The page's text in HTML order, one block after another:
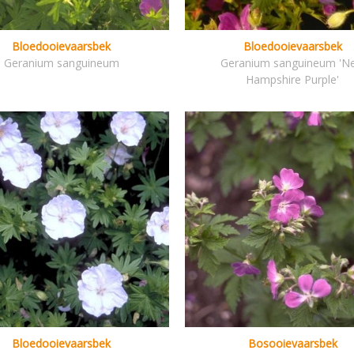
Bloedooievaarsbek
Geranium sanguineum
Bloedooievaarsbek
Geranium sanguineum
Hampshire Purple'
Bloedooievaarsbek
Bosooievaarsbek